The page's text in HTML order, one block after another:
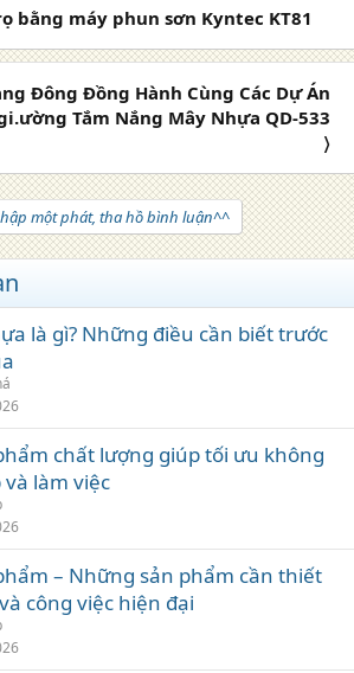
bằng máy phun sơn Kyntec KT81
Đông Đồng Hành Cùng Các Dự Án
Tắm Nắng Mây Nhựa QD-533
〉
một phát, tha hồ bình luận^^
là gì? Những điều cần biết trước
chất lượng giúp tối ưu không
làm việc
– Những sản phẩm cần thiết
công việc hiện đại